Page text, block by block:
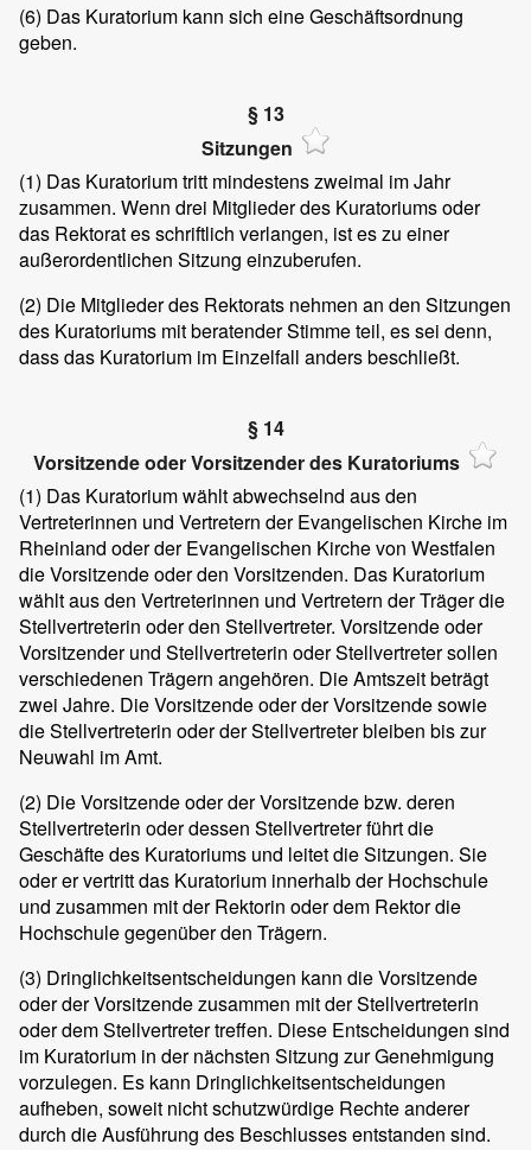
(6) Das Kuratorium kann sich eine Geschäftsordnung
geben.
§ 13
Sitzungen
(1) Das Kuratorium tritt mindestens zweimal im Jahr
zusammen. Wenn drei Mitglieder des Kuratoriums oder
das Rektorat es schriftlich verlangen, ist es zu einer
außerordentlichen Sitzung einzuberufen.
(2) Die Mitglieder des Rektorats nehmen an den Sitzungen
des Kuratoriums mit beratender Stimme teil, es sei denn,
dass das Kuratorium im Einzelfall anders beschließt.
§ 14
Vorsitzende oder Vorsitzender des Kuratoriums
(1) Das Kuratorium wählt abwechselnd aus den
Vertreterinnen und Vertretern der Evangelischen Kirche im
Rheinland oder der Evangelischen Kirche von Westfalen
die Vorsitzende oder den Vorsitzenden. Das Kuratorium
wählt aus den Vertreterinnen und Vertretern der Träger die
Stellvertreterin oder den Stellvertreter. Vorsitzende oder
Vorsitzender und Stellvertreterin oder Stellvertreter sollen
verschiedenen Trägern angehören. Die Amtszeit beträgt
zwei Jahre. Die Vorsitzende oder der Vorsitzende sowie
die Stellvertreterin oder der Stellvertreter bleiben bis zur
Neuwahl im Amt.
(2) Die Vorsitzende oder der Vorsitzende bzw. deren
Stellvertreterin oder dessen Stellvertreter führt die
Geschäfte des Kuratoriums und leitet die Sitzungen. Sie
oder er vertritt das Kuratorium innerhalb der Hochschule
und zusammen mit der Rektorin oder dem Rektor die
Hochschule gegenüber den Trägern.
(3) Dringlichkeitsentscheidungen kann die Vorsitzende
oder der Vorsitzende zusammen mit der Stellvertreterin
oder dem Stellvertreter treffen. Diese Entscheidungen sind
im Kuratorium in der nächsten Sitzung zur Genehmigung
vorzulegen. Es kann Dringlichkeitsentscheidungen
aufheben, soweit nicht schutzwürdige Rechte anderer
durch die Ausführung des Beschlusses entstanden sind.